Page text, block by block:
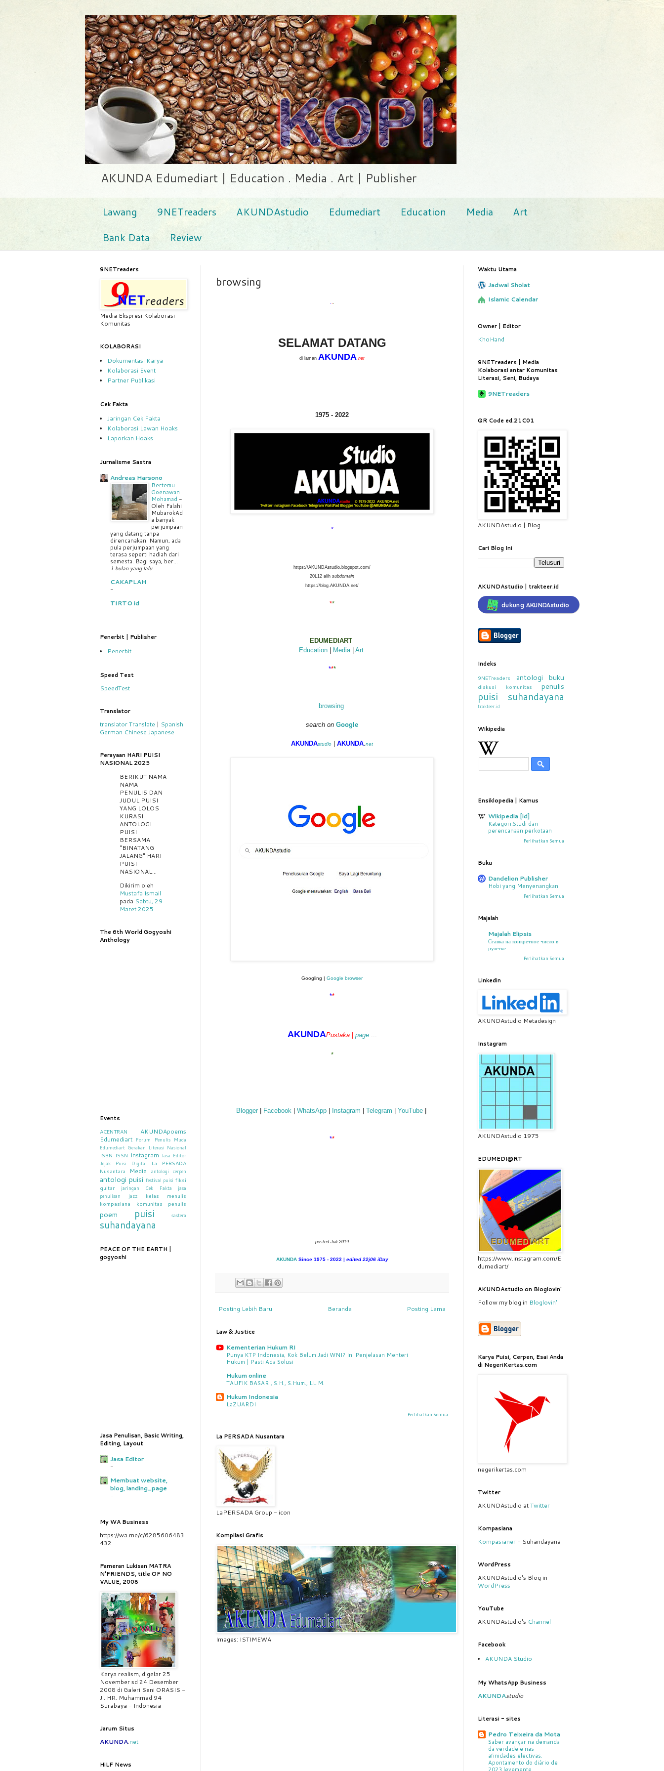
AKUNDA Edumediart | Education . Media . Art | Publisher
Lawang 9NETreaders AKUNDAstudio Edumediart Education Media
Art
Bank Data
Review
browsing
SELAMAT DATANG
di laman AKUNDA net
1975 - 2022
*
https://AKUNDAstudio.blogspot.com/
20L12 alih subdomain
https://blog.AKUNDA.net/
**
EDUMEDIART
Education| Media| Art
***
browsing
search on Google
AKUNDAstudio | AKUNDA net
Googling | Google browser
**
AKUNDAPustaka| page...
*
Blogger| Facebook | WhatsApp| Instagram | Telegram | YouTube|
**
posted Juli 2019
AKUNDASince 1975 - 2022 | edited 22j06 iDay
Posting Lebih Baru Posting Lama
Beranda
Law & Justice
Kementerian Hukum RI
Punya KTP Indonesia, Kok Belum Jadi WNI? Ini Penjelasan Menteri
Hukum | Pasti Ada Solusi
Hukum online
TAUFIK BASARI, S.H., S.Hum., LL.M.
Hukum Indonesia
LaZUARDI
Perlihatkan Semua
La PERSADA Nusantara
LaPERSADA Group - icon
Kompilasi Grafis
Images: ISTIMEWA
9NETreaders
Media Ekspresi Kolaborasi
Komunitas
KOLABORASI
Dokumentasi Karya
Kolaborasi Event
Partner Publikasi
Cek Fakta
Jaringan Cek Fakta
Kolaborasi Lawan Hoaks
Laporkan Hoaks
Jurnalisme Sastra
Andreas Harsono
Bertemu
Goenawan
Mohamad -
Oleh Falahi
MubarokAd
a banyak
perjumpaan
yang datang tanpa
direncanakan. Namun, ada
pula perjumpaan yang
terasa seperti hadiah dari
semesta. Bagi saya, ber...
1 bulan yang lalu
CAKAPLAH
-
TIRTO id
-
Penerbit | Publisher
Penerbit
Speed Test
SpeedTest
Translator
translatorTranslate | Spanish
German Chinese Japanese
Perayaan HARI PUISI
NASIONAL 2025
BERIKUT NAMA
NAMA
PENULIS DAN
JUDUL PUISI
YANG LOLOS
KURASI
ANTOLOGI
PUISI
BERSAMA
"BINATANG
JALANG" HARI
PUISI
NASIONAL...
Dikirim oleh
Mustafa Ismail
pada Sabtu, 29
Maret 2025
The 6th World Gogyoshi
Anthology
Events
ACENTRAN
AKUNDApoems
Edumediart Forum Penulis Muda
Edumediart Gerakan Literasi Nasional
ISBN ISSN Instagram Jasa Editor
Jejak Puisi Digital
La PERSADA
Nusantara
Media antologi cerpen
antologi puisi festival puisi fiksi
guitar
jaringan Cek Fakta
jasa
penulisan
jazz
kelas menulis
kompasiana
komunitas penulis
poem puisi sastera
suhandayana
PEACE OF THE EARTH |
gogyoshi
Jasa Penulisan, Basic Writing,
Editing, Layout
Jasa Editor
-
Membuat website,
blog, landing_page
-
My WA Business
https://wa.me/c/6285606483
432
Pameran Lukisan MATRA
N'FRIENDS, title OF NO
VALUE, 2008
Karya realism, digelar 25
November sd 24 Desember
2008 di Galeri Seni ORASIS -
Jl. HR. Muhammad 94
Surabaya - Indonesia
Jarum Situs
AKUNDA.net
HiLF News
Waktu Utama
Jadwal Sholat
Islamic Calendar
Owner | Editor
KhoHand
9NETreaders | Media
Kolaborasi antar Komunitas
Literasi, Seni, Budaya
9NETreaders
QR Code ed.21C01
AKUNDAstudio | Blog
Cari Blog Ini
AKUNDAstudio | trakteer.id
dukung AKUNDAstudio
Indeks
9NETreaders antologi buku
diskusi komunitas penulis
puisi suhandayana
trakteer.id
Wikipedia
Ensiklopedia | Kamus
Wikipedia [id]
Kategori:Studi dan
perencanaan perkotaan
Perlihatkan Semua
Buku
Dandelion Publisher
Hobi yang Menyenangkan
Perlihatkan Semua
Majalah
Majalah Elipsis
Ставка на конкретное число в
рулетке
Perlihatkan Semua
Linkedin
AKUNDAstudio Metadesign
Instagram
AKUNDAstudio 1975
EDUMEDI@RT
https://www.instagram.com/E
dumediart/
AKUNDAstudio on Bloglovin'
Follow my blog in Bloglovin'
Karya Puisi, Cerpen, Esai Anda
di NegeriKertas.com
negerikertas.com
Twitter
AKUNDAstudio atTwitter
Kompasiana
Kompasianer - Suhandayana
WordPress
AKUNDAstudio's Blog in
WordPress
YouTube
AKUNDAstudio's Channel
Facebook
AKUNDA Studio
My WhatsApp Business
AKUNDAstudio
Literasi - sites
Pedro Teixeira da Mota
Saber avançar na demanda
da verdade e nas
afinidades electivas.
Apontamento do diário de